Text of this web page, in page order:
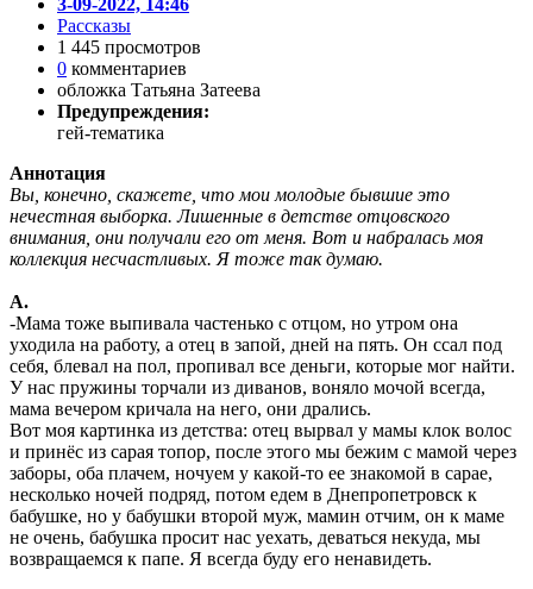
Рассказы
1 445 просмотров
0 комментариев
обложка Татьяна Затеева
Предупреждения:
гей-тематика
Аннотация
Вы, конечно, скажете, что мои молодые бывшие это
нечестная выборка. Лишенные в детстве отцовского
внимания, они получали его от меня. Вот и набралась моя
коллекция несчастливых. Я тоже так думаю.
А.
-Мама тоже выпивала частенько с отцом, но утром она
уходила на работу, а отец в запой, дней на пять. Он ссал под
себя, блевал на пол, пропивал все деньги, которые мог найти.
У нас пружины торчали из диванов, воняло мочой всегда,
мама вечером кричала на него, они дрались.
Вот моя картинка из детства: отец вырвал у мамы клок волос
и принёс из сарая топор, после этого мы бежим с мамой через
заборы, оба плачем, ночуем у какой-то ее знакомой в сарае,
несколько ночей подряд, потом едем в Днепропетровск к
бабушке, но у бабушки второй муж, мамин отчим, он к маме
не очень, бабушка просит нас уехать, деваться некуда, мы
возвращаемся к папе. Я всегда буду его ненавидеть.